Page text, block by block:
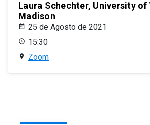
Laura Schechter, University of
Madison
25 de Agosto de 2021
15:30
Zoom